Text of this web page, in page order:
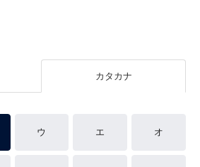
カタカナ
ウ エ オ